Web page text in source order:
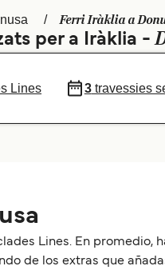
Ferri Iràklia a
per a Iràklia -
Lines 3travessies
Lines. En promedio,
de los extras que